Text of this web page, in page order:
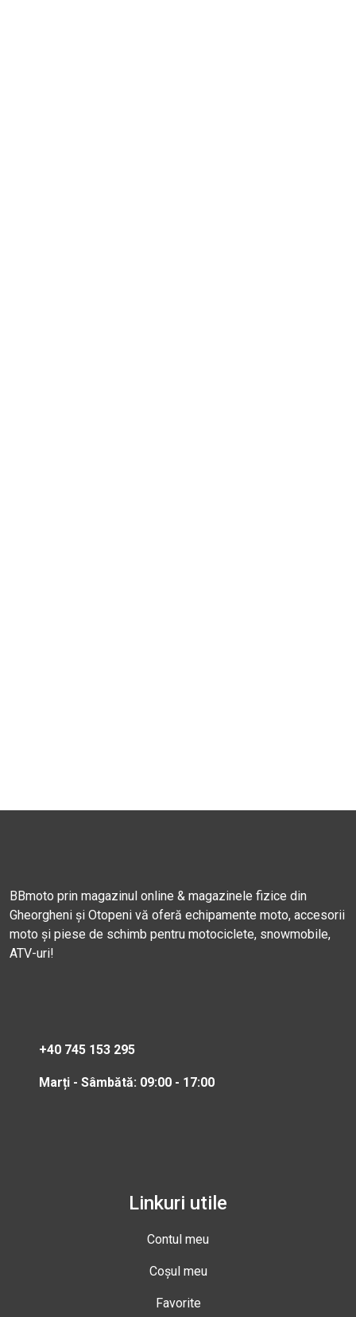
BBmoto prin magazinul online & magazinele fizice din
Gheorgheni și Otopeni vă oferă echipamente moto, accesorii
moto și piese de schimb pentru motociclete, snowmobile,
ATV-uri!
+40 745 153 295
Marți - Sâmbătă: 09:00 - 17:00
Linkuri utile
Contul meu
Coșul meu
Favorite